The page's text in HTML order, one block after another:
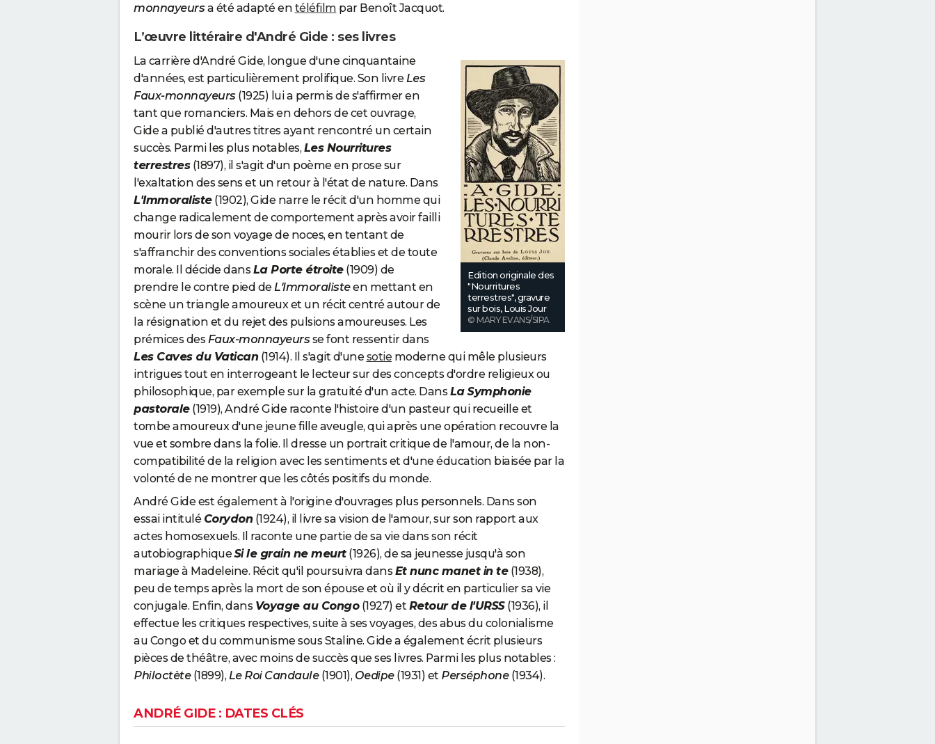
monnayeurs a été adapté en téléfilm par Benoît Jacquot.
L’œuvre littéraire d'André Gide : ses livres
Edition originale des
"Nourritures
terrestres", gravure
sur bois, Louis Jour
© MARY EVANS/SIPA
La carrière d'André Gide, longue d'une cinquantaine
d'années, est particulièrement prolifique. Son livre Les
Faux-monnayeurs (1925) lui a permis de s'affirmer en
tant que romanciers. Mais en dehors de cet ouvrage,
Gide a publié d'autres titres ayant rencontré un certain
succès. Parmi les plus notables, Les Nourritures
terrestres(1897), il s'agit d'un poème en prose sur
l'exaltation des sens et un retour à l'état de nature. Dans
L'Immoraliste(1902), Gide narre le récit d'un homme qui
change radicalement de comportement après avoir failli
mourir lors de son voyage de noces, en tentant de
s'affranchir des conventions sociales établies et de toute
morale. Il décide dansLa Porte étroite(1909) de
prendre le contre pied de L'Immoralisteen mettant en
scène un triangle amoureux et un récit centré autour de
la résignation et du rejet des pulsions amoureuses. Les
prémices des Faux-monnayeurs se font ressentir dans
Les Caves du Vatican(1914). Il s'agit d'une sotie moderne qui mêle plusieurs
intrigues tout en interrogeant le lecteur sur des concepts d'ordre religieux ou
philosophique, par exemple sur la gratuité d'un acte. DansLa Symphonie
pastorale(1919), André Gide raconte l'histoire d'un pasteur qui recueille et
tombe amoureux d'une jeune fille aveugle, qui après une opération recouvre la
vue et sombre dans la folie. Il dresse un portrait critique de l'amour, de la non-
compatibilité de la religion avec les sentiments et d'une éducation biaisée par la
volonté de ne montrer que les côtés positifs du monde.
André Gide est également à l'origine d'ouvrages plus personnels. Dans son
essai intitulé Corydon(1924), il livre sa vision de l'amour, sur son rapport aux
actes homosexuels. Il raconte une partie de sa vie dans son récit
autobiographiqueSi le grain ne meurt(1926), de sa jeunesse jusqu'à son
mariage à Madeleine. Récit qu'il poursuivra dansEt nunc manet in te(1938),
peu de temps après la mort de son épouse et où il y décrit en particulier sa vie
conjugale. Enfin, dans Voyage au Congo(1927) et Retour de l'URSS(1936), il
effectue les critiques respectives, suite à ses voyages, des abus du colonialisme
au Congo et du communisme sous Staline. Gide a également écrit plusieurs
pièces de théâtre, avec moins de succès que ses livres. Parmi les plus notables :
Philoctète(1899), Le Roi Candaule(1901), Oedipe(1931) et Perséphone(1934).
ANDRÉ GIDE : DATES CLÉS